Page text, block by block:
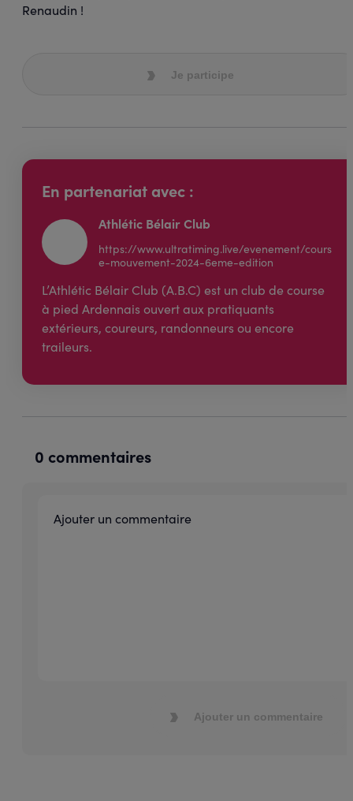
Renaudin !
Je participe
0 commentaires
Ajouter un commentaire
En partenariat avec :
Athlétic Bélair Club
https://www.ultratiming.live/evenement/cours
e-mouvement-2024-6eme-edition
L’Athlétic Bélair Club (A.B.C) est un club de course
à pied Ardennais ouvert aux pratiquants
extérieurs, coureurs, randonneurs ou encore
traileurs.